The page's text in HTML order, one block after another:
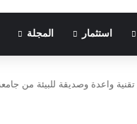
استثمار المجلة
تقنية واعدة وصديقة للبيئة من